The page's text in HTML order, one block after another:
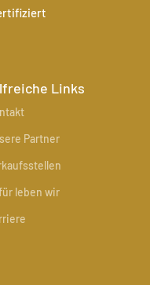
Links
Partner
leben wir